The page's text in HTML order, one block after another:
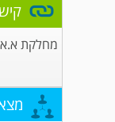
מחלקת